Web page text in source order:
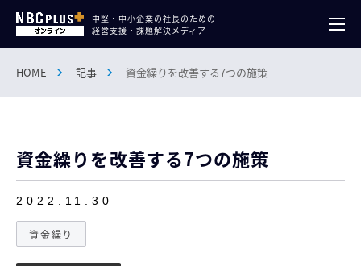
中堅・中小企業の社長のための
経営支援・課題解決メディア
HOME 記事 資金繰りを改善する7つの施策
資金繰りを改善する7つの施策
2022.11.30
資金繰り